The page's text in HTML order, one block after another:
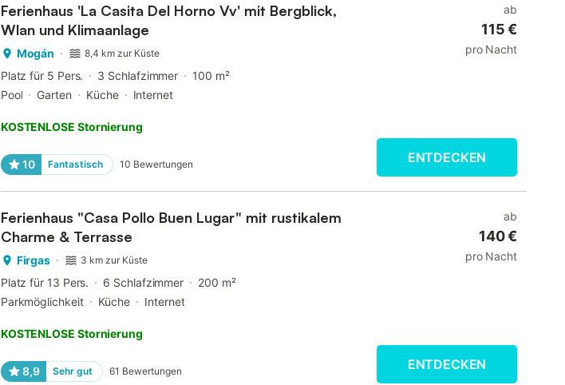
Ferienhaus 'La Casita Del Horno Vv' mit Bergblick,
Wlan und Klimaanlage
Mogán 8,4 km zur Küste
Platz für 5 Pers. 3 Schlafzimmer
100 m²
Pool
Garten Küche Internet
KOSTENLOSE Stornierung
10 Fantastisch 10 Bewertungen
ab
115 €
pro Nacht
ENTDECKEN
Ferienhaus "Casa Pollo Buen Lugar" mit rustikalem
Charme & Terrasse
Firgas 3 km zur Küste
Platz für 13 Pers. 6 Schlafzimmer
200 m²
Parkmöglichkeit
Küche Internet
KOSTENLOSE Stornierung
8,9 Sehr gut 61 Bewertungen
ab
140 €
pro Nacht
ENTDECKEN